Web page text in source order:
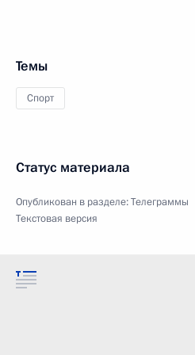
Темы
Спорт
Статус материала
Опубликован в разделе:Телеграммы
Текстовая версия